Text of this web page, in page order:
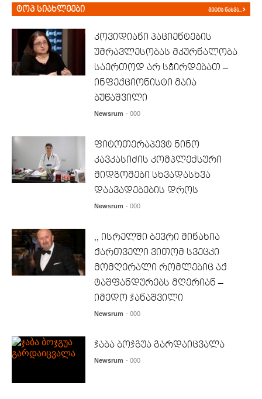
ტოპ სიახლეები მეტის ნახვა..
კოვიდიანი პაციენტების
უმრავლესობას მკურნალობა
საერთოდ არ სჭირდებათ –
ინფექციონისტი მაია
ბუწაშვილი
Newsrum - 000
ფიტოთერაპევტ ნინო
კავკასიძის კომპლექსური
მიდგომები სხვადასხვა
დაავადებების დროს
Newsrum - 000
,, ისრელში ბევრი მინახია
ქართველი ვითომ სვეცკი
მომღერალი რომლებიც აქ
ტაშფანდურებს მღერიან –
იმედო ჯანაშვილი
Newsrum - 000
ჯაბა ბოჯგუა გარდაიცვალა
Newsrum - 000